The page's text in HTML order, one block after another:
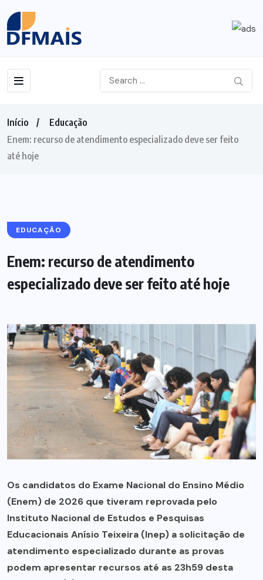
Início
Educação
Enem: recurso de atendimento especializado deve ser feito
até hoje
EDUCAÇÃO
Enem: recurso de atendimento
especializado deve ser feito até hoje
Os candidatos do Exame Nacional do Ensino Médio
(Enem) de 2026 que tiveram reprovada pelo
Instituto Nacional de Estudos e Pesquisas
Educacionais Anísio Teixeira (Inep) a solicitação de
atendimento especializado durante as provas
podem apresentar recursos até as 23h59 desta